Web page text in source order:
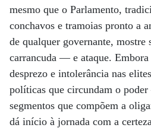
mesmo que o Parlamento,
conchavos e tramoias pronto a
de qualquer governante, mostre
carrancuda — e ataque. Embora
desprezo e intolerância nas
políticas que circundam o poder
segmentos que compõem a
dá início à jornada com a